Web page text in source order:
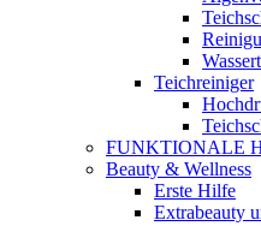
Teichreiniger
FUNKTIONALE
Beauty & Wellness
Erste Hilfe
Extrabeauty